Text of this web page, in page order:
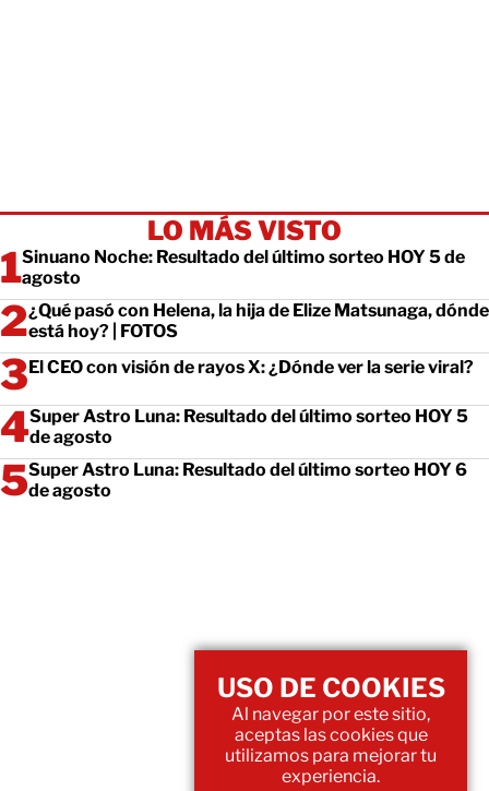
LO MÁS VISTO
Sinuano Noche: Resultado del último sorteo HOY 5 de
agosto
¿Qué pasó con Helena, la hija de Elize Matsunaga, dónde
está hoy? | FOTOS
El CEO con visión de rayos X: ¿Dónde ver la serie viral?
Super Astro Luna: Resultado del último sorteo HOY 5
de agosto
Super Astro Luna: Resultado del último sorteo HOY 6
de agosto
USO DE COOKIES
Al navegar por este sitio,
aceptas las cookies que
utilizamos para mejorar tu
experiencia.